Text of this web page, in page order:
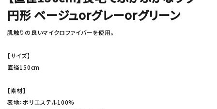
円形 ベージュorグレーorグリーン
肌触りの良いマイクロファイバーを使用。
【サイズ】
直径150cm
【素材】
表地：ポリエステル100%